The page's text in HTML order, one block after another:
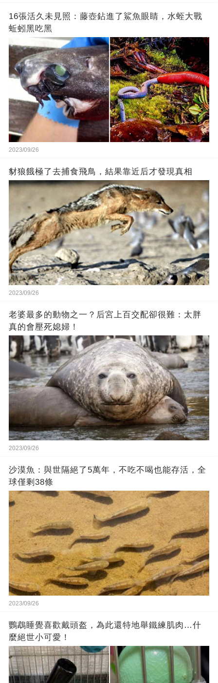
16張活久未見照：藤壺鉆進了鯊魚眼睛，水蛭大戰
蚯蚓黑吃黑
2023/09/26
豺狼餓極了去捕食飛鳥，結果靠近后才發現真相
2023/09/26
老婆最多的動物之一？后宮上百交配卻很難：太胖
真的會壓死媳婦！
2023/09/26
沙漠魚：與世隔絕了5萬年，不吃不喝也能存活，全
球僅剩38條
2023/09/26
鸚鵡睡覺喜歡戴頭盔，為此還特地舉鐵練肌肉…什
麼絕世小可愛！